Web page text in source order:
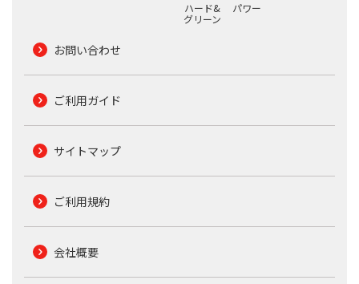
ハード&
グリーン
パワー
お問い合わせ
ご利用ガイド
サイトマップ
ご利用規約
会社概要